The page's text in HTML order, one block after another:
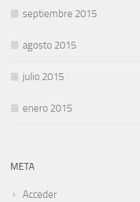
septiembre 2015
agosto 2015
julio 2015
enero 2015
META
Acceder